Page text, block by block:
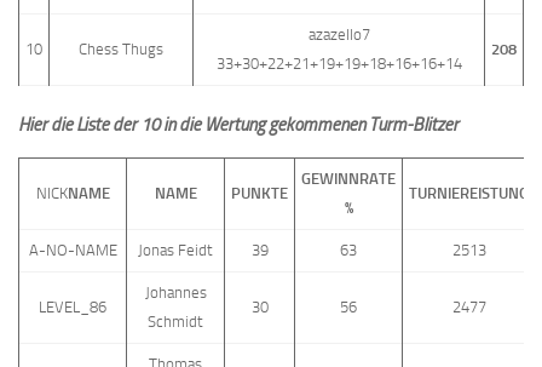
10 Chess Thugs
azazello7
33+30+22+21+19+19+18+16+16+14
208
Hier die Liste der 10 in die Wertung gekommenen Turm-Blitzer
NICKNAME NAME PUNKTE
GEWINNRATE
%
TURNIEREISTUNG
A-NO-NAME Jonas Feidt 39 63 2513
LEVEL_86
Johannes
Schmidt
30 56 2477